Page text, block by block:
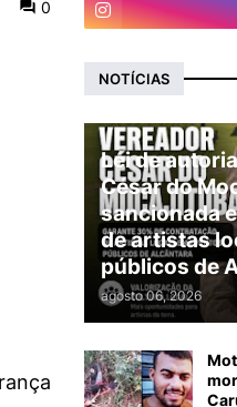
0
NOTÍCIAS
Lei de
César do
sancionada
de artistas
públicos de
agosto 06, 2026